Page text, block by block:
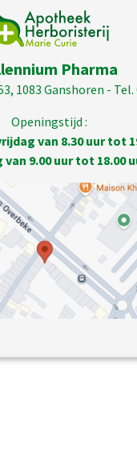
Pharma
1083 Ganshoren - Tel.
Openingstijd :
van 8.30 uur tot
9.00 uur tot 18.00